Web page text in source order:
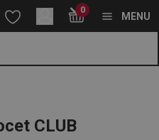
olej/ocet CLUB
obsah
navigaci 0
MENU
CLUB